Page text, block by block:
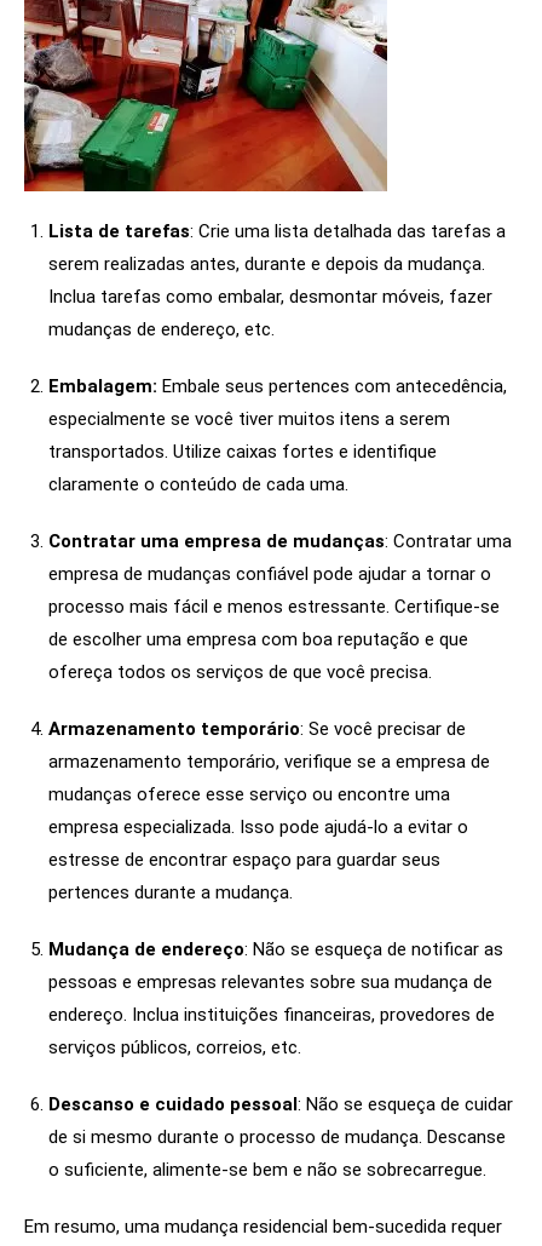
Lista de tarefas: Crie uma lista detalhada das tarefas a
serem realizadas antes, durante e depois da mudança.
Inclua tarefas como embalar, desmontar móveis, fazer
mudanças de endereço, etc.
Embalagem: Embale seus pertences com antecedência,
especialmente se você tiver muitos itens a serem
transportados. Utilize caixas fortes e identifique
claramente o conteúdo de cada uma.
Contratar uma empresa de mudanças: Contratar uma
empresa de mudanças confiável pode ajudar a tornar o
processo mais fácil e menos estressante. Certifique-se
de escolher uma empresa com boa reputação e que
ofereça todos os serviços de que você precisa.
Armazenamento temporário: Se você precisar de
armazenamento temporário, verifique se a empresa de
mudanças oferece esse serviço ou encontre uma
empresa especializada. Isso pode ajudá-lo a evitar o
estresse de encontrar espaço para guardar seus
pertences durante a mudança.
Mudança de endereço: Não se esqueça de notificar as
pessoas e empresas relevantes sobre sua mudança de
endereço. Inclua instituições financeiras, provedores de
serviços públicos, correios, etc.
Descanso e cuidado pessoal: Não se esqueça de cuidar
de si mesmo durante o processo de mudança. Descanse
o suficiente, alimente-se bem e não se sobrecarregue.
Em resumo, uma mudança residencial bem-sucedida requer